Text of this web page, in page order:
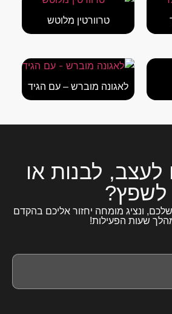
טרוורטין מלוטש
לאגונה מוברש – עם הגיד
לעצב, לבנות או
לשפץ?
ונציג מומחה יחזור אליכם בהקדם
שעות הפעילות!